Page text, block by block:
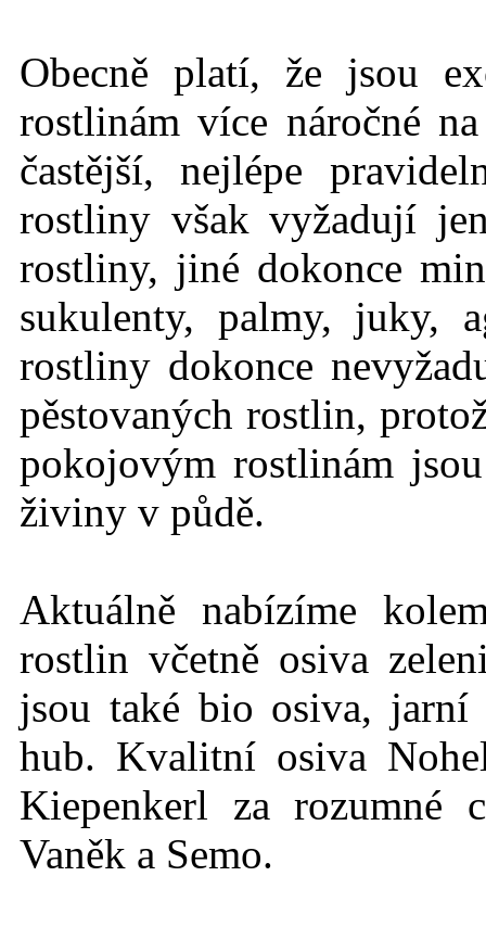
Obecně platí, že jsou
rostlinám více náročné
častější, nejlépe
rostliny však vyžadují
rostliny, jiné dokonce
sukulenty, palmy, juky,
rostliny dokonce
pěstovaných rostlin,
pokojovým rostlinám
živiny v půdě.
Aktuálně nabízíme
rostlin včetně osiva
jsou také bio osiva,
hub. Kvalitní osiva
Kiepenkerl za rozumné
Vaněk a Semo.